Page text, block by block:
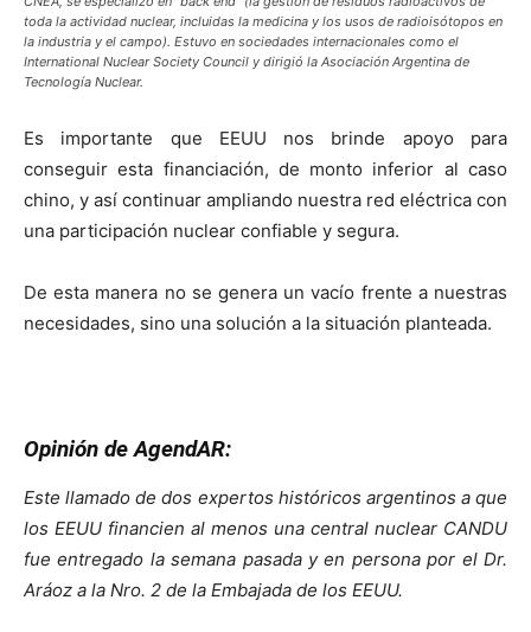
toda la actividad nuclear, incluidas la medicina y los usos de radioisótopos en
la industria y el campo). Estuvo en sociedades internacionales como el
International Nuclear Society Council y dirigió la Asociación Argentina de
Tecnología Nuclear.
Es importante que EEUU nos brinde apoyo para
conseguir esta financiación, de monto inferior al caso
chino, y así continuar ampliando nuestra red eléctrica con
una participación nuclear confiable y segura.
De esta manera no se genera un vacío frente a nuestras
necesidades, sino una solución a la situación planteada.
Opinión de AgendAR:
Este llamado de dos expertos históricos argentinos a que
los EEUU financien al menos una central nuclear CANDU
fue entregado la semana pasada y en persona por el Dr.
Aráoz a la Nro. 2 de la Embajada de los EEUU.